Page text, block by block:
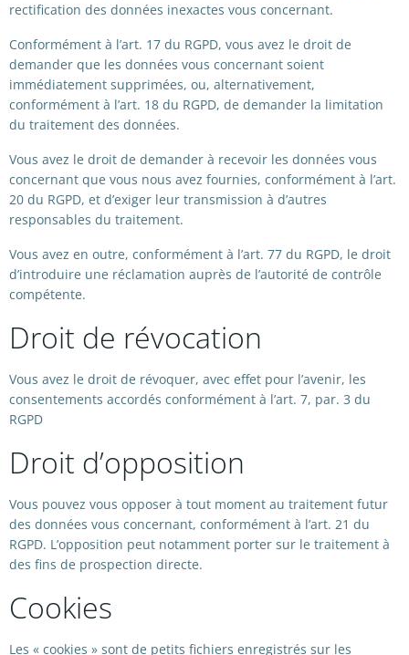
rectification des données inexactes vous concernant.
Conformément à l’art. 17 du RGPD, vous avez le droit de
demander que les données vous concernant soient
immédiatement supprimées, ou, alternativement,
conformément à l’art. 18 du RGPD, de demander la limitation
du traitement des données.
Vous avez le droit de demander à recevoir les données vous
concernant que vous nous avez fournies, conformément à l’art.
20 du RGPD, et d’exiger leur transmission à d’autres
responsables du traitement.
Vous avez en outre, conformément à l’art. 77 du RGPD, le droit
d’introduire une réclamation auprès de l’autorité de contrôle
compétente.
Droit de révocation
Vous avez le droit de révoquer, avec effet pour l’avenir, les
consentements accordés conformément à l’art. 7, par. 3 du
RGPD
Droit d’opposition
Vous pouvez vous opposer à tout moment au traitement futur
des données vous concernant, conformément à l’art. 21 du
RGPD. L’opposition peut notamment porter sur le traitement à
des fins de prospection directe.
Cookies
Les « cookies » sont de petits fichiers enregistrés sur les